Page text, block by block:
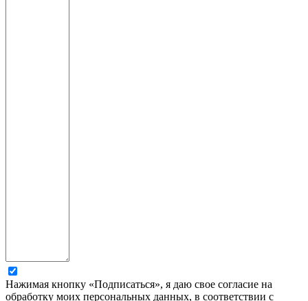
Нажимая кнопку «Подписаться», я даю свое согласие на
обработку моих персональных данных, в соответствии с